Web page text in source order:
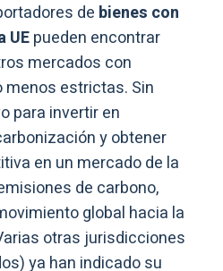
de bienes con
UEpueden encontrar
mercados con
estrictas. Sin
para invertir en
y obtener
en un mercado de la
de carbono,
global hacia la
otras jurisdicciones
ya han indicado su